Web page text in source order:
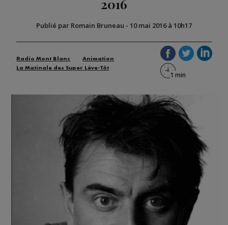
2016
Publié par Romain Bruneau - 10 mai 2016 à 10h17
Radio Mont Blanc
Animation
La Matinale des Super Lève-Tôt